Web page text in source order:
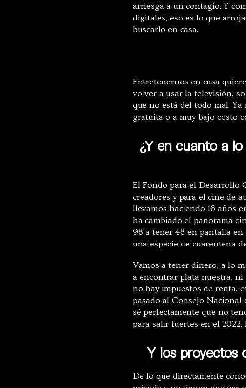
arriesga a un contagio. Y
digitales, eso es lo que
buscarlo en casa.
Entretenernos en casa
volver a usar la televisión,
que no está del todo mal.
gratuita o a muy bajo costo
¿Y en cuanto a
El Fondo para el Desarrollo
creadores y para el cine de
llevamos haciendo 16 años
ha cambiado el panorama
98 a tener 48 en pantalla en
una especie de cuarentena
Vamos a tener dinero, a lo
a encontrar plata nuestra,
no hay impuestos de renta,
pasado al Consejo Nacional
sé perfectamente que no
para salir fuertes en el 2022.
Y los proyectos
De lo que directamente